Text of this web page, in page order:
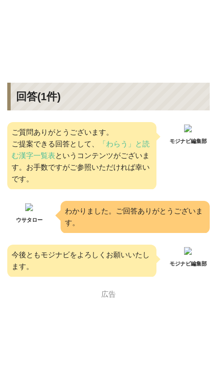
回答(1件)
ご質問ありがとうございます。
ご提案できる回答として、
「わらう」と読
む漢字一覧表というコンテンツがございま
す。お手数ですがご参照いただければ幸い
です。
モジナビ編集部
ウサタロー
わかりました。ご回答ありがとうございま
す。
今後ともモジナビをよろしくお願いいたし
ます。
モジナビ編集部
広告